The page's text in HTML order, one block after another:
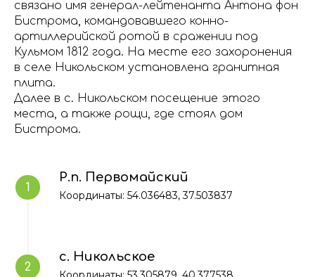
связано имя генерал-лейтенанта Антона фон
Бистрома, командовавшего конно-
артиллерийской ротой в сражении под
Кульмом 1812 года. На месте его захоронения
в селе Никольском установлена гранитная
плита.
Далее в с. Никольском посещение этого
места, а также рощи, где стоял дом
Бистрома.
Р.п. Первомайский
Координаты: 54.036483, 37.503837
с. Никольское